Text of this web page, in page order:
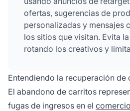
ofertas, sugerencias de
personalizadas y mensajes
los sitios que visitan. Evita
rotando los creativos y
cliente.
Entendiendo la recuperación
El abandono de carritos
fugas de ingresos en el